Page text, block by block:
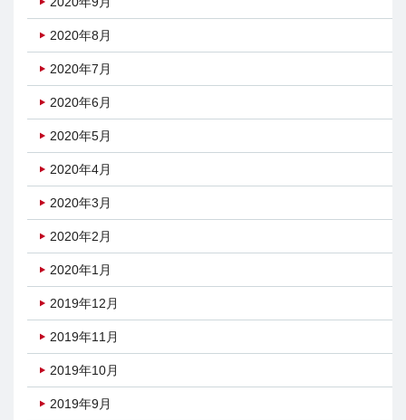
2020年8月
2020年7月
2020年6月
2020年5月
2020年4月
2020年3月
2020年2月
2020年1月
2019年12月
2019年11月
2019年10月
2019年9月